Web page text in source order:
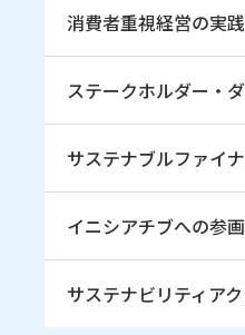
TNFDへの取組み（初
TNFDへの取組み（
人権デュー・ディリ
小中学生へのスキー
若手スキージャンプ
雪印メグミルク杯ジ
コーポレート・ガバ
企業倫理委員会およ
コンプライアンス意
リスクマネジメント
消費者重視経営の実践
消費者志向自主宣言
ステークホルダー・
サステナブルファイ
イニシアチブへの参画
サステナビリティア